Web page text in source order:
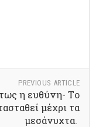
PREVIOUS ARTICLE
η ευθύνη- Tο
μέχρι τα
μεσάνυχτα.